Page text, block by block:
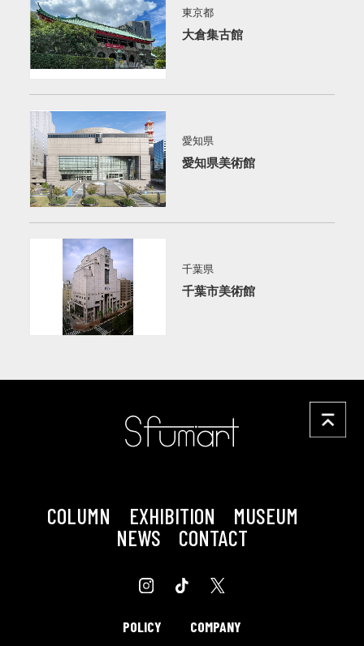
東京都
大倉集古館
愛知県
愛知県美術館
千葉県
千葉市美術館
COLUMN EXHIBITION
MUSEUM
NEWS
CONTACT
POLICY COMPANY